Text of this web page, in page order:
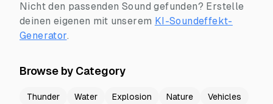
Nicht den passenden Sound gefunden? Erstelle
deinen eigenen mit unserem KI-Soundeffekt-
Generator.
Browse by Category
Thunder Water Explosion Nature
Vehicles